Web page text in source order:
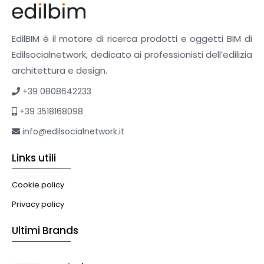
Pavimenti e rivestimenti
Pavimenti industriali
Sistemi giardini pensili
Supporti per esterni
Tetti verdi
eBook
Formazione professionale
Illuminazione
Murature
EdilBIM è il motore di ricerca prodotti e oggetti BIM di
Edilsocialnetwork, dedicato ai professionisti dell’edilizia
architettura e design.
+39 0808642233
+39 3518168098
info@edilsocialnetwork.it
Links utili
Cookie policy
Privacy policy
Ultimi Brands